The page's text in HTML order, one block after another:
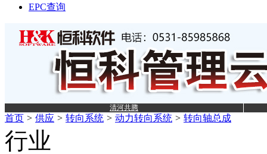
EPC查询
清河共腾
首页 > 供应 > 转向系统 > 动力转向系统 > 转向轴总成
行业